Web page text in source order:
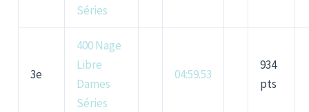
Séries
3e
400 Nage
Libre
Dames
Séries
04:59.53
934
pts